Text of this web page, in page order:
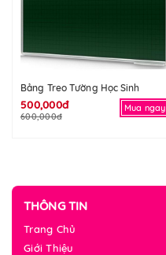
Bảng Treo Tường Học Sinh
500,000đ
600,000đ
Mua ngay
THÔNG TIN
Trang Chủ
Giới Thiệu